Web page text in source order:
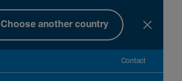
Choose another country
Contact